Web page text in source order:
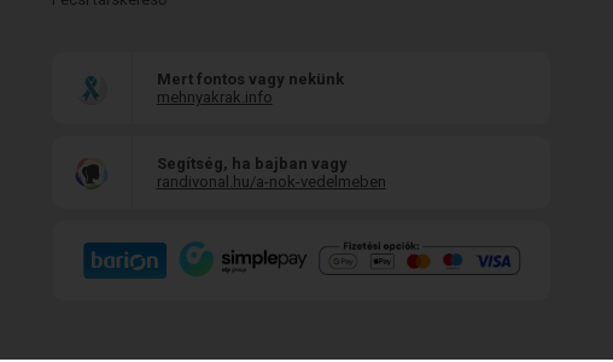
Mert fontos vagy nekünk
mehnyakrak.info
Segítség, ha bajban vagy
randivonal.hu/a-nok-vedelmeben